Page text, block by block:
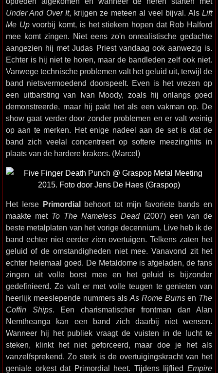
Under And Over It, krijgen ze meteen al veel bijval. AlsLift
Me Upvoorbij komt, is het stiekem hopen dat Rob Halford
mee komt zingen. Niet eens zo'n onrealistische gedachte
aangezien hij met Judas Priest vandaag ook aanwezig is.
Echter is hij niet te horen, maar de bandleden zelf ook niet.
Vanwege technische problemen valt het geluid uit, terwijl de
band nietsvermoedend doorspeelt. Even is het vrezen op
een uitbarsting van Ivan Moody, zoals hij onlangs goed
demonstreerde, maar hij pakt het als een vakman op. De
show gaat verder door zonder problemen en er valt weinig
op aan te merken. Het enige nadeel aan de set is dat de
band zich veelal concentreert op softere meezinghits in
plaats van de hardere krakers. (Marcel)
Het Ierse Primordialbehoort tot mijn favoriete bands en
maakte met To The Nameless Dead(2007) een van de
beste metalplaten van het vorige decennium. Live heb ik de
band echter niet eerder zien overtuigen. Telkens zaten het
geluid of de omstandigheden niet mee. Vanavond zit het
echter helemaal goed. De Metaldome is afgeladen, de fans
zingen uit volle borst mee en het geluid is bijzonder
gedefinieerd. Zo valt er met volle teugen te genieten van
heerlijk meeslepende nummers als As Rome Burnsen The
Coffin Ships. Een charismatischer frontman dan Alan
Nemtheanga kan een band zich daarbij niet wensen.
Wanneer hij het publiek vraagt de vuisten in de lucht te
steken, klinkt het niet geforceerd, maar doe je het als
vanzelfsprekend. Zo sterk is de overtuigingskracht van het
geniale orkest dat Primordial heet. Tijdens lijflied Empire